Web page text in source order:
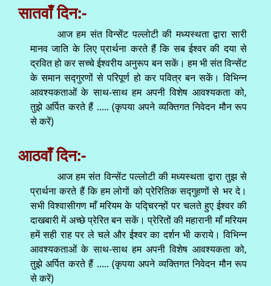
सातवाँ दिन:-
आज हम संत विन्सेंट पल्लोटी की मध्यस्थता द्वारा सारी
मानव जाति के लिए प्रार्थना करते हैं कि सब ईश्वर की दया से
द्रवित हो कर सच्चे ईश्वरीय अनुरूप बन सकें। हम भी संत विन्सेंट
के समान सद्गुरणों से परिपूर्ण हो कर पवित्र बन सकें। विभिन्न
आवश्यकताओं के साथ-साथ हम अपनी विशेष आवश्यकता को,
तुझे अर्पित करते हैं ..... (कृपया अपने व्यक्तिगत निवेदन मौन रूप
से करें)
आठवाँ दिन:-
आज हम संत विन्सेंट पल्लोटी की मध्यस्थता द्वारा तुझ से
प्रार्थना करते हैं कि हम लोगों को प्रेरितिक सद्गुहणों से भर दे।
सभी विश्वासीगण माँ मरियम के पद्चिरन्हों पर चलते हुए ईश्वर की
दाखबारी में अच्छे प्रेरित बन सकें। प्रेरितों की महारानी माँ मरियम
हमें सही राह पर ले चले और ईश्वर का दर्शन भी कराये। विभिन्न
आवश्यकताओं के साथ-साथ हम अपनी विशेष आवश्यकता को,
तुझे अर्पित करते हैं ..... (कृपया अपने व्यक्तिगत निवेदन मौन रूप
से करें)